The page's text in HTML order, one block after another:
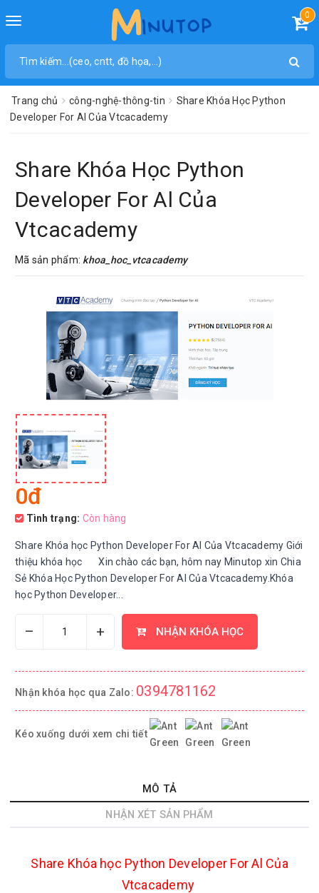
Toggle
0
Trang chủ công-nghệ-thông-tin
Share Khóa Học Python
Developer For Al Của Vtcacademy
Share Khóa Học Python
Developer For Al Của
Vtcacademy
Mã sản phẩm: khoa_hoc_vtcacademy
0đ
Tình trạng: Còn hàng
Share Khóa học Python Developer For Al Của Vtcacademy Giới
thiệu khóa học Xin chào các bạn, hôm nay Minutop xin Chia
Sẻ Khóa Học Python Developer For Al Của Vtcacademy.Khóa
học Python Developer...
– + NHẬN KHÓA HỌC
Nhận khóa học qua Zalo: 0394781162
Kéo xuống dưới xem chi tiết
MÔ TẢ
NHẬN XÉT SẢN PHẨM
Share Khóa học Python Developer For Al Của
Vtcacademy